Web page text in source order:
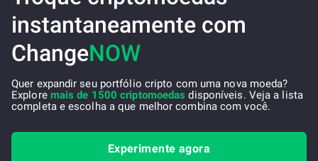
instantaneamente com
ChangeNOW
Quer expandir seu portfólio cripto com uma nova moeda?
Explore mais de 1500 criptomoedas disponíveis. Veja a lista
completa e escolha a que melhor combina com você.
Experimente agora